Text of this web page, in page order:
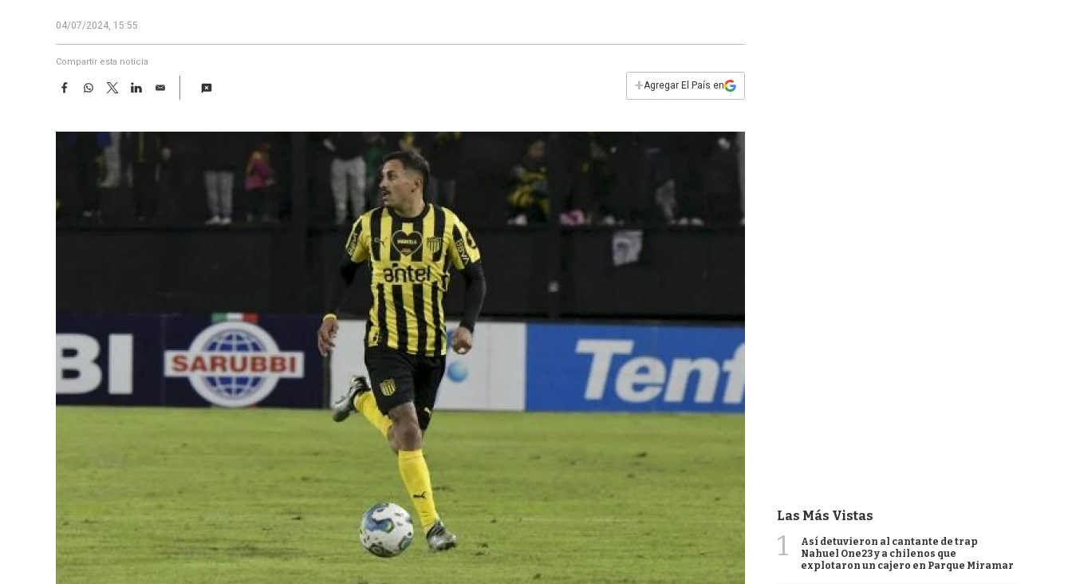
04/07/2024, 15:55
Compartir esta noticia
F
e
W
t
s
A
T
w
t
L
k
d
E
i
l
+Agregar El País en
Las Más Vistas
1
Así detuvieron al cantante de trap
Nahuel One23 y a chilenos que
explotaron un cajero en Parque Miramar